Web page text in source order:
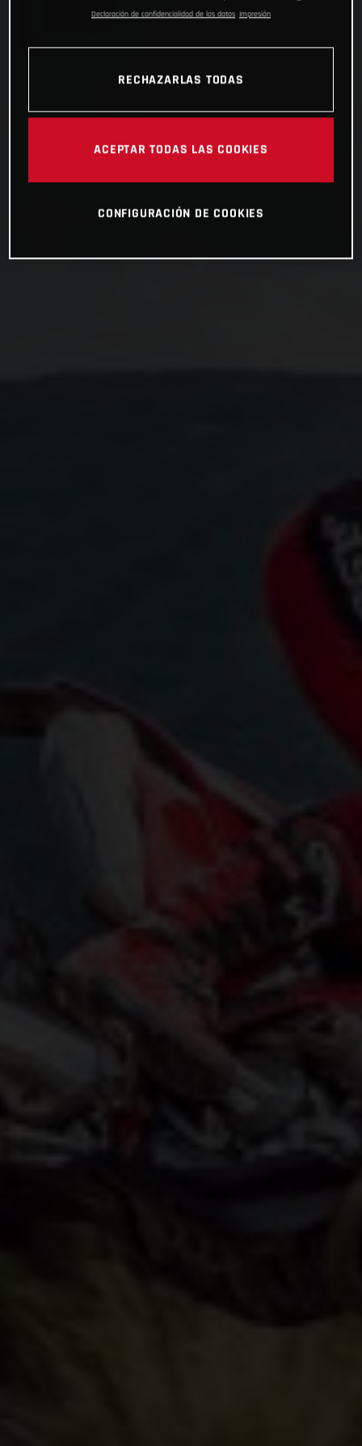
Declaración de confidencialidad de los datos Impresión
RECHAZARLAS TODAS
ACEPTAR TODAS LAS COOKIES
CONFIGURACIÓN DE COOKIES